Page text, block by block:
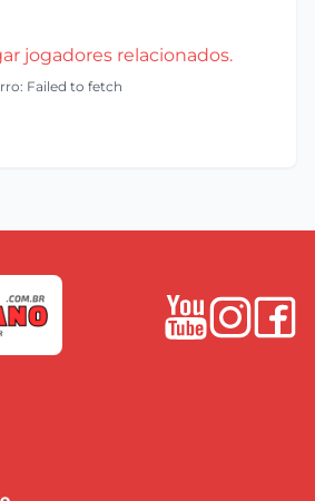
jogadores relacionados.
Failed to fetch